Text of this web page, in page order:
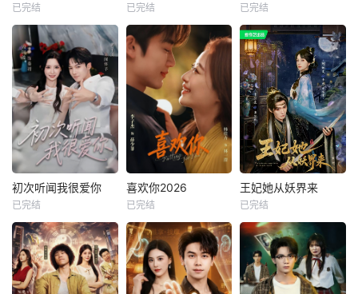
已完结 已完结 已完结
初次听闻我很爱你
已完结
喜欢你2026
已完结
王妃她从妖界来
已完结